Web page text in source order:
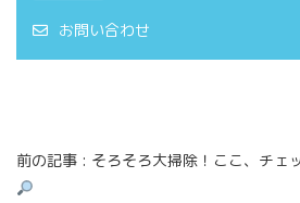
お問い合わせ
前の記事 : そろそろ大掃除！ここ、チェ